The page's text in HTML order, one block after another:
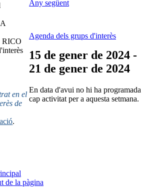
RICO
en el
de
.
Any següent
Agenda dels grups d'interès
15 de gener de 2024 -
21 de gener de 2024
En data d'avui no hi ha programada
cap activitat per a aquesta setmana.
de la pàgina